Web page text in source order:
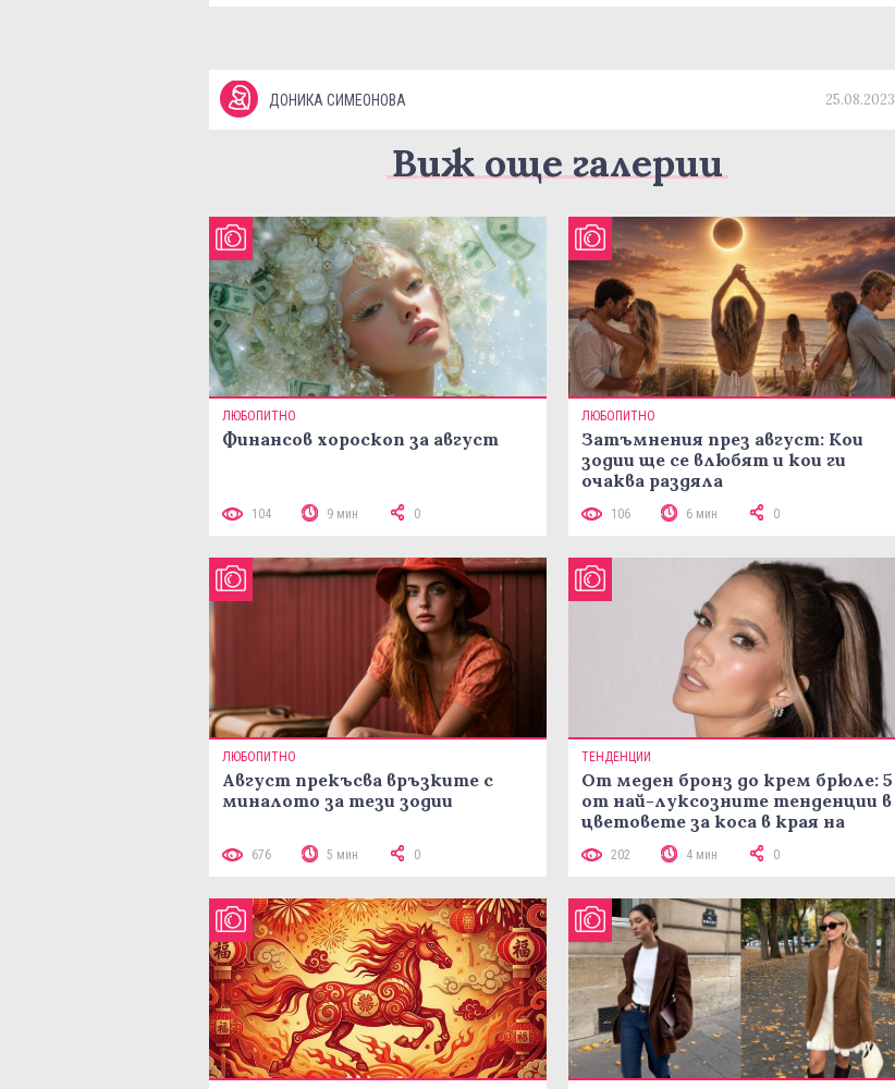
ДОНИКА СИМЕОНОВА 25.08.2023
Виж още галерии
ЛЮБОПИТНО
Финансов хороскоп за август
104 9 мин 0
ЛЮБОПИТНО
Затъмнения през август: Кои
зодии ще се влюбят и кои ги
очаква раздяла
106 6 мин 0
ЛЮБОПИТНО
Август прекъсва връзките с
миналото за тези зодии
676 5 мин 0
ТЕНДЕНЦИИ
От меден бронз до крем брюле: 5
от най-луксозните тенденции в
цветовете за коса в края на
202 4 мин 0